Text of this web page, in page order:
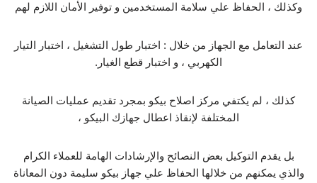
وكذلك ، الحفاظ علي سلامة المستخدمين و توفير الأمان اللازم لهم
عند التعامل مع الجهاز من خلال : اختبار طول التشغيل ، اختبار التيار
الكهربي ، و اختبار قطع الغيار.
كذلك ، لم يكتفي مركز اصلاح بيكو بمجرد تقديم عمليات الصيانة
المختلفة لإنقاذ اعطال جهازك البيكو ،
بل يقدم التوكيل بعض النصائح والإرشادات الهامة للعملاء الكرام
والذي يمكنهم من خلالها الحفاظ علي جهاز بيكو سليمة دون المعاناة